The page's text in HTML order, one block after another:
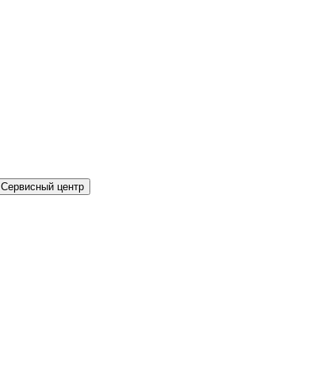
Сервисный центр